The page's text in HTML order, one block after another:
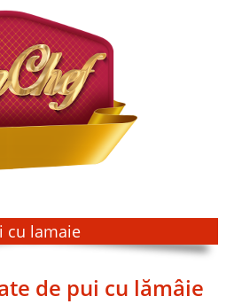
cu lamaie
de pui cu lămâie